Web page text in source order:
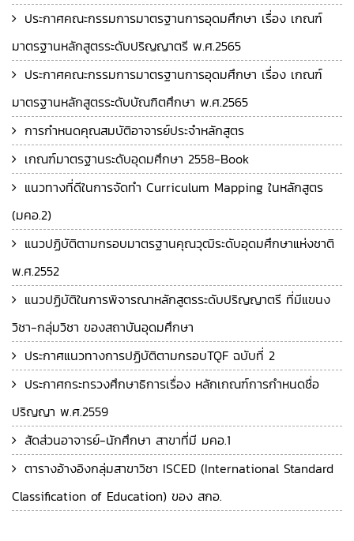
ประกาศคณะกรรมการมาตรฐานการอุดมศึกษา เรื่อง เกณฑ์
มาตรฐานหลักสูตรระดับปริญญาตรี พ.ศ.2565
ประกาศคณะกรรมการมาตรฐานการอุดมศึกษา เรื่อง เกณฑ์
มาตรฐานหลักสูตรระดับบัณฑิตศึกษา พ.ศ.2565
การกำหนดคุณสมบัติอาจารย์ประจำหลักสูตร
เกณฑ์มาตรฐานระดับอุดมศึกษา 2558-Book
แนวทางที่ดีในการจัดทำ Curriculum Mapping ในหลักสูตร
(มคอ.2)
แนวปฏิบัติตามกรอบมาตรฐานคุณวุฒิระดับอุดมศึกษาแห่งชาติ
พ.ศ.2552
แนวปฏิบัติในการพิจารณาหลักสูตรระดับปริญญาตรี ที่มีแขนง
วิชา-กลุ่มวิชา ของสถาบันอุดมศึกษา
ประกาศแนวทางการปฏิบัติตามกรอบTQF ฉบับที่ 2
ประกาศกระทรวงศึกษาธิการเรื่อง หลักเกณฑ์การกำหนดชื่อ
ปริญญา พ.ศ.2559
สัดส่วนอาจารย์-นักศึกษา สาขาที่มี มคอ.1
ตารางอ้างอิงกลุ่มสาขาวิชา ISCED (International Standard
Classification of Education) ของ สกอ.